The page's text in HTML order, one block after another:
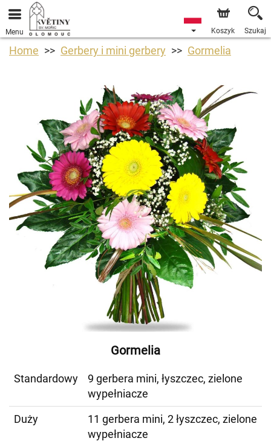
Menu Koszyk Szukaj
Home Gerbery i mini gerbery Gormelia
Gormelia
Standardowy
9 gerbera mini, łyszczec, zielone
wypełniacze
Duży
11 gerbera mini, 2 łyszczec, zielone
wypełniacze